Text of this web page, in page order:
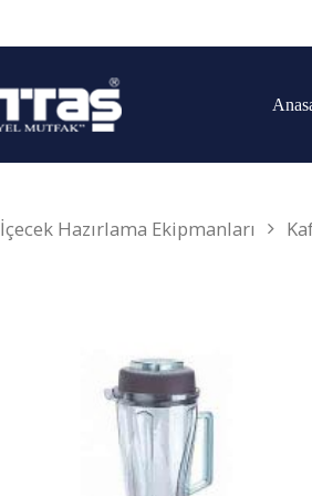
Arama yapmak için enter'a basın
İçecek Hazırlama Ekipmanları